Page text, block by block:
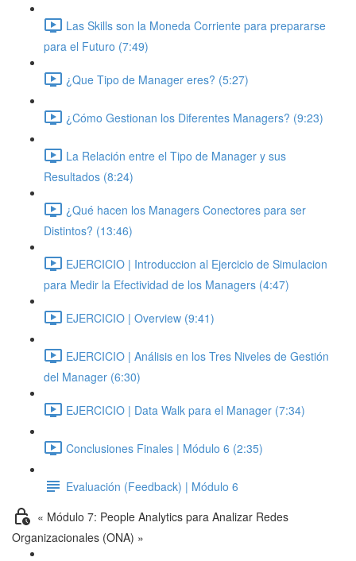
Las Skills son la Moneda Corriente para prepararse
para el Futuro (7:49)
¿Que Tipo de Manager eres? (5:27)
¿Cómo Gestionan los Diferentes Managers? (9:23)
La Relación entre el Tipo de Manager y sus
Resultados (8:24)
¿Qué hacen los Managers Conectores para ser
Distintos? (13:46)
EJERCICIO | Introduccion al Ejercicio de Simulacion
para Medir la Efectividad de los Managers (4:47)
EJERCICIO | Overview (9:41)
EJERCICIO | Análisis en los Tres Niveles de Gestión
del Manager (6:30)
EJERCICIO | Data Walk para el Manager (7:34)
Conclusiones Finales | Módulo 6 (2:35)
Evaluación (Feedback) | Módulo 6
« Módulo 7: People Analytics para Analizar Redes
Organizacionales (ONA) »